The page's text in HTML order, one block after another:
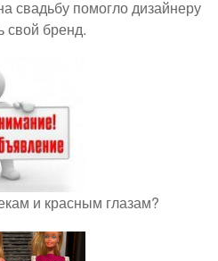
свадьбу помогло дизайнеру
свой бренд.
и красным глазам?